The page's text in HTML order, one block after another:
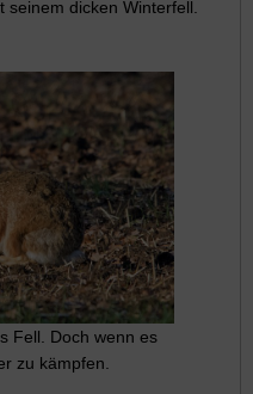
dicken Winterfell.
Fell. Doch wenn es
zu kämpfen.